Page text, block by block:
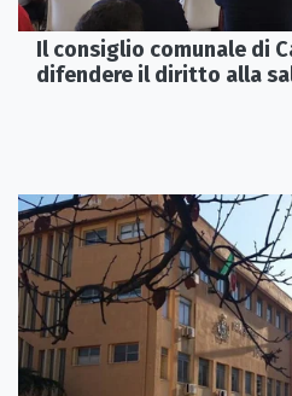
Il consiglio comunale di
difendere il diritto alla